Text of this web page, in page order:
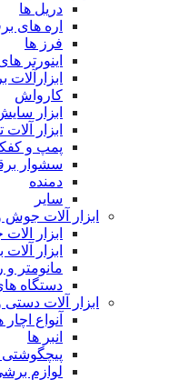
دریل ها
اره های
فرز ها
اینورتر
کارواش
ابزار
ابزار
پمپ و
سشوار
دمنده
سایر
ابزار آلات
ابزار
ابزار
مانومتر و
دستگاه
ابزار آلات
آنواع اچار
انبر ها
پیچگوشتی
لوازم